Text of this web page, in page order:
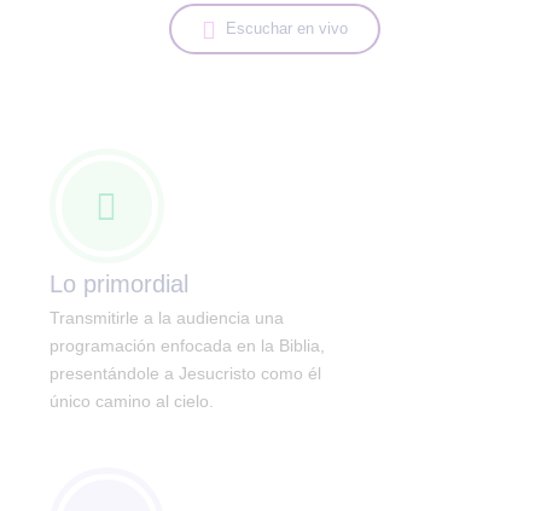
Escuchar en vivo
Lo primordial
Transmitirle a la audiencia una
programación enfocada en la Biblia,
presentándole a Jesucristo como él
único camino al cielo.